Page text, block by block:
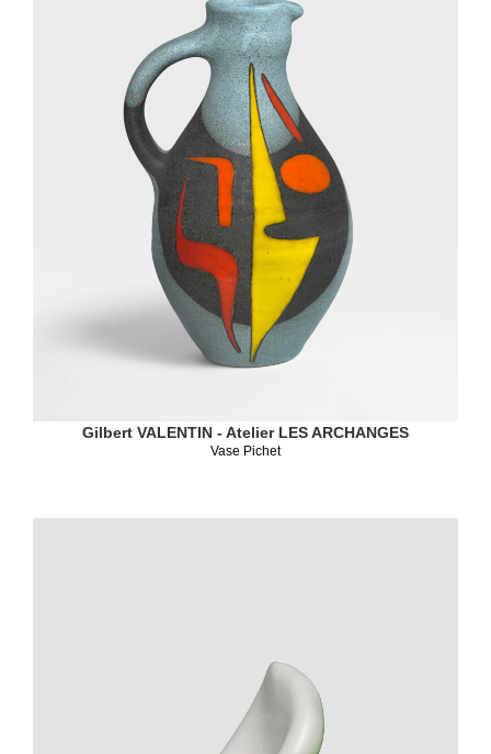
Gilbert VALENTIN - Atelier LES ARCHANGES
Vase Pichet